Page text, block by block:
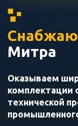
Митра
Оказываем
комплектации
технической